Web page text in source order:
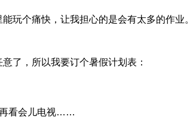
玩个痛快，让我担心的是会有太多的作业。
了，所以我要订个暑假计划表：
再看会儿电视……